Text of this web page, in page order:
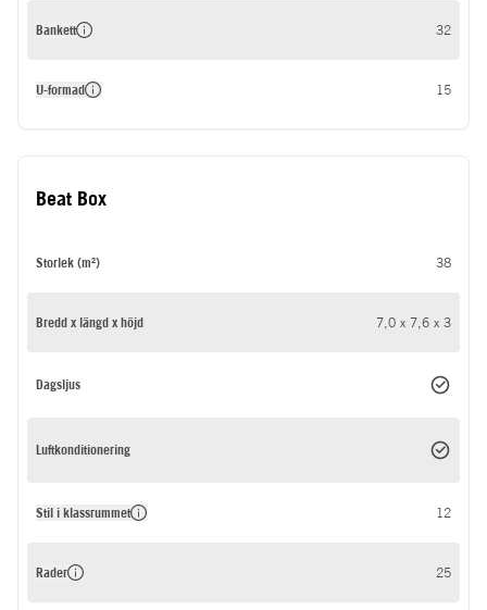
Bankett 32
U-formad 15
Beat Box
Storlek (m²) 38
Bredd x längd x höjd 7,0 x 7,6 x 3
Dagsljus
Luftkonditionering
Stil i klassrummet 12
Rader 25